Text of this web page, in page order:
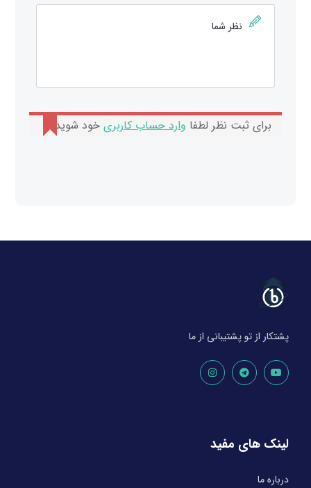
برای ثبت نظر لطفا وارد حساب کاربری خود شوید.
پشتکار از تو پشتیبانی از ما
لینک های مفید
درباره ما